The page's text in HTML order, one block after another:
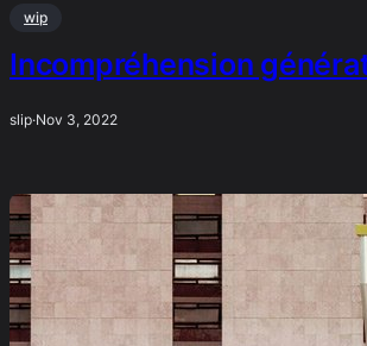
wip
Incompréhension
slip·Nov 3, 2022